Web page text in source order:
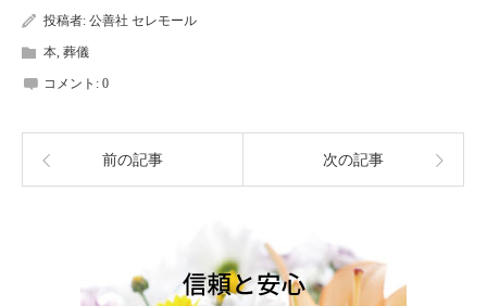
投稿者: 公善社 セレモール
本 葬儀
コメント: 0
前の記事 次の記事